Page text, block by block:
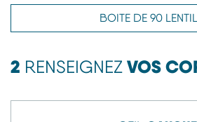
BOITE DE 90
2 RENSEIGNEZ VOS